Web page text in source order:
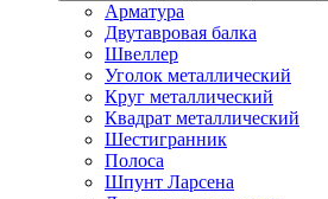
Арматура
Двутавровая балка
Швеллер
Уголок металлический
Круг металлический
Квадрат металлический
Шестигранник
Полоса
Шпунт Ларсена